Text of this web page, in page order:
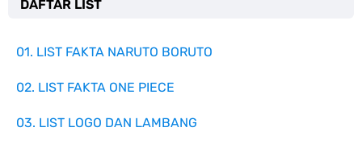
DAFTAR LIST
01. LIST FAKTA NARUTO BORUTO
02. LIST FAKTA ONE PIECE
03. LIST LOGO DAN LAMBANG